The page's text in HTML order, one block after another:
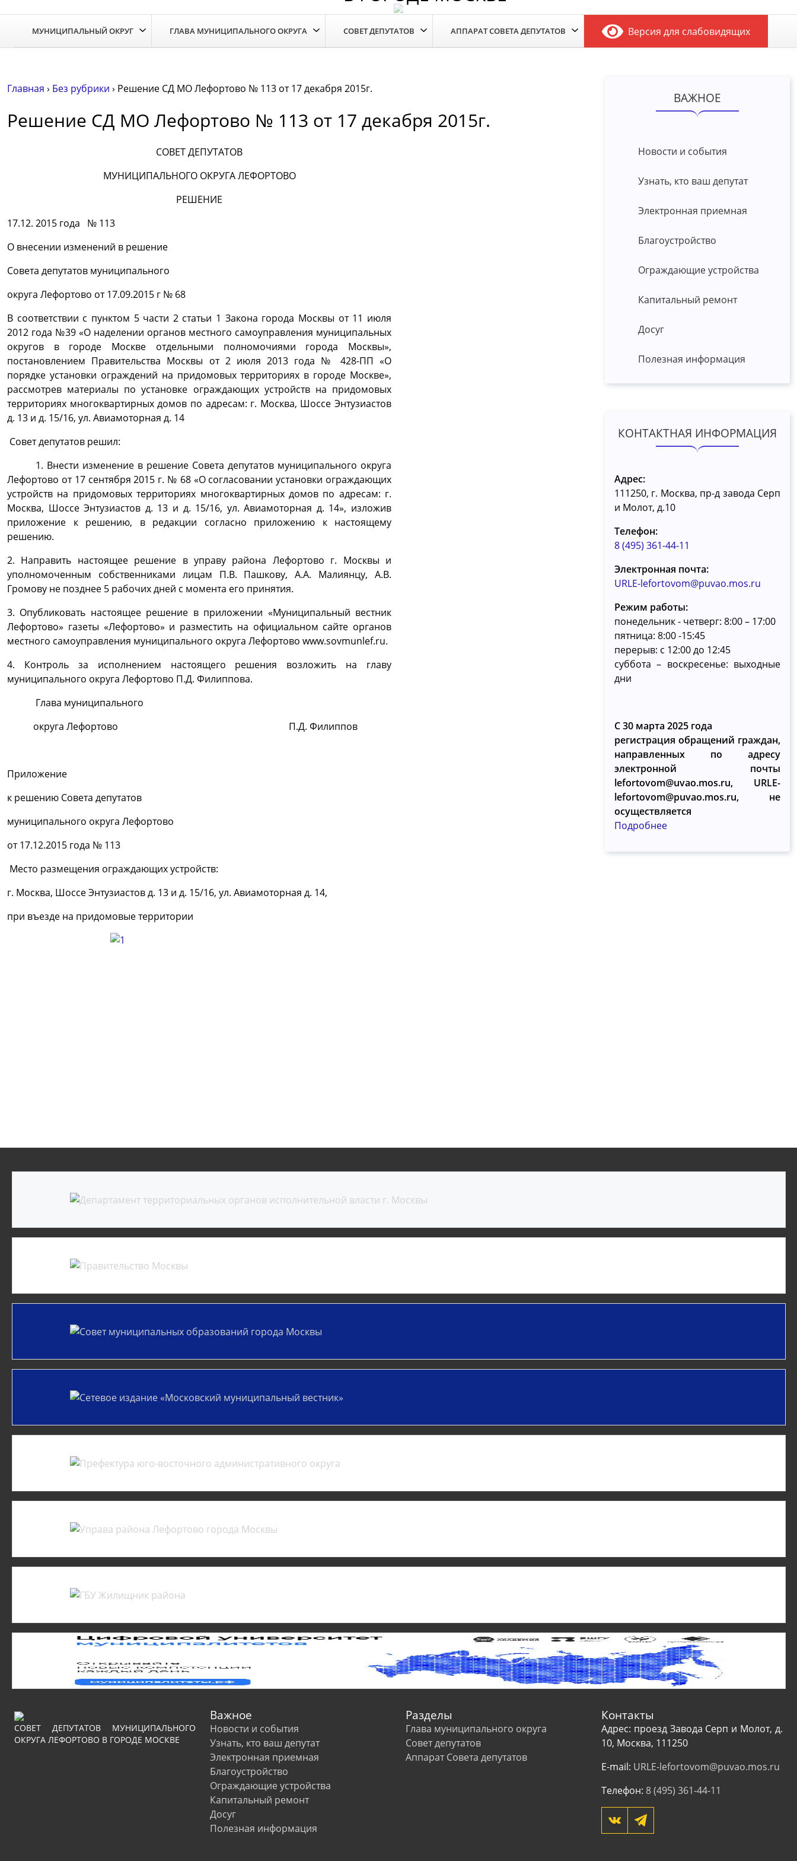
МУНИЦИПАЛЬНЫЙ ОКРУГ ГЛАВА МУНИЦИПАЛЬНОГО ОКРУГА СОВЕТ ДЕПУТАТОВ АППАРАТ СОВЕТА ДЕПУТАТОВ Версия для слабовидящих
Главная › Без рубрики › Решение СД МО Лефортово № 113 от 17 декабря 2015г.
Решение СД МО Лефортово № 113 от 17 декабря 2015г.
СОВЕТ ДЕПУТАТОВ
МУНИЦИПАЛЬНОГО ОКРУГА ЛЕФОРТОВО
РЕШЕНИЕ
17.12. 2015 года № 113
О внесении изменений в решение
Совета депутатов муниципального
округа Лефортово от 17.09.2015 г № 68
В соответствии с пунктом 5 части 2 статьи 1 Закона города Москвы от 11 июля
2012 года №39 «О наделении органов местного самоуправления муниципальных
округов в городе Москве отдельными полномочиями города Москвы»,
постановлением Правительства Москвы от 2 июля 2013 года № 428-ПП «О
порядке установки ограждений на придомовых территориях в городе Москве»,
рассмотрев материалы по установке ограждающих устройств на придомовых
территориях многоквартирных домов по адресам: г. Москва, Шоссе Энтузиастов
д. 13 и д. 15/16, ул. Авиамоторная д. 14
Совет депутатов решил:
1. Внести изменение в решение Совета депутатов муниципального округа
Лефортово от 17 сентября 2015 г. № 68 «О согласовании установки ограждающих
устройств на придомовых территориях многоквартирных домов по адресам: г.
Москва, Шоссе Энтузиастов д. 13 и д. 15/16, ул. Авиамоторная д. 14», изложив
приложение к решению, в редакции согласно приложению к настоящему
решению.
2. Направить настоящее решение в управу района Лефортово г. Москвы и
уполномоченным собственниками лицам П.В. Пашкову, А.А. Малиянцу, А.В.
Громову не позднее 5 рабочих дней с момента его принятия.
3. Опубликовать настоящее решение в приложении «Муниципальный вестник
Лефортово» газеты «Лефортово» и разместить на официальном сайте органов
местного самоуправления муниципального округа Лефортово www.sovmunlef.ru.
4. Контроль за исполнением настоящего решения возложить на главу
муниципального округа Лефортово П.Д. Филиппова.
Глава муниципального
округа Лефортово П.Д. Филиппов
Приложение
к решению Совета депутатов
муниципального округа Лефортово
от 17.12.2015 года № 113
Место размещения ограждающих устройств:
г. Москва, Шоссе Энтузиастов д. 13 и д. 15/16, ул. Авиамоторная д. 14,
при въезде на придомовые территории
ВАЖНОЕ
Новости и события
Узнать, кто ваш депутат
Электронная приемная
Благоустройство
Ограждающие устройства
Капитальный ремонт
Досуг
Полезная информация
КОНТАКТНАЯ ИНФОРМАЦИЯ
Адрес:
111250, г. Москва, пр-д завода Серп
и Молот, д.10
Телефон:
8 (495) 361-44-11
Электронная почта:
URLE-lefortovom@puvao.mos.ru
Режим работы:
понедельник - четверг: 8:00 – 17:00
пятница: 8:00 -15:45
перерыв: с 12:00 до 12:45
суббота – воскресенье: выходные
дни
С 30 марта 2025 года
регистрация обращений граждан,
направленных по адресу
электронной почты
lefortovom@uvao.mos.ru, URLE-
lefortovom@puvao.mos.ru, не
осуществляется
Подробнее
СОВЕТ ДЕПУТАТОВ МУНИЦИПАЛЬНОГО
ОКРУГА ЛЕФОРТОВО В ГОРОДЕ МОСКВЕ
Важное
Новости и события
Узнать, кто ваш депутат
Электронная приемная
Благоустройство
Ограждающие устройства
Капитальный ремонт
Досуг
Полезная информация
Разделы
Глава муниципального округа
Совет депутатов
Аппарат Совета депутатов
Контакты
Адрес: проезд Завода Серп и Молот, д.
10, Москва, 111250
E-mail: URLE-lefortovom@puvao.mos.ru
Телефон: 8 (495) 361-44-11